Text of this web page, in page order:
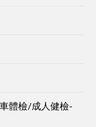
體檢/成人健檢-